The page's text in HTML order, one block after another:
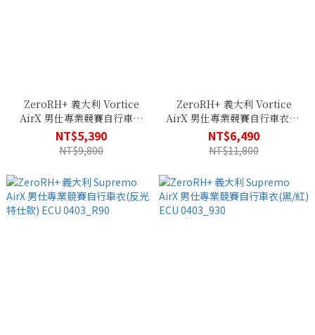
ZeroRH+ 義大利 Vortice
AirX 男仕專業競賽自行車衣
(黑/螢光黃) ECU 0406_R91
NT$5,390
NT$9,800
ZeroRH+ 義大利 Vortice
AirX 男仕專業競賽自行車衣(黑
色款) ECU 0406_CR9
NT$6,490
NT$11,800